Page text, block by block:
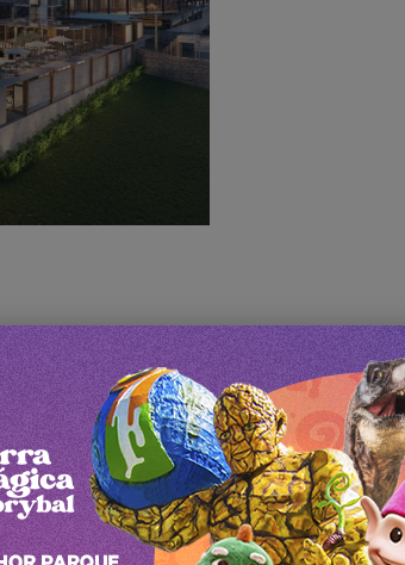
desenvolvido em 2022, oBoulevard
nacional e internacional, como
Carraro, Cia do Jardim, Indigo,
de patrocinadores, como Baldo e Sicredi,